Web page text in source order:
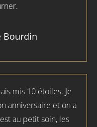
Bourdin
mis 10 étoiles. Je
anniversaire et on a
au petit soin, les